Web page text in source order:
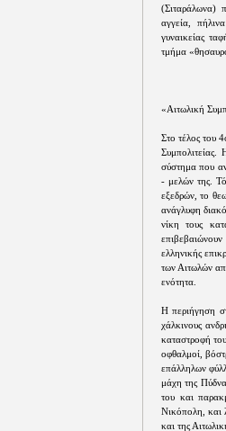
(Σιταράλωνα)
αγγεία,
γυναικείας
τμήμα
«Αιτωλική
Στο τέλος του
Συμπολιτείας.
σύστημα που
- μελών της.
εξεδρών, το
ανάγλυφη
νίκη τους
ελληνικής
των Αιτωλών
ενότητα.
Η περιήγηση
χάλκινους
καταστροφή
οφθαλμοί,
επάλληλων
μάχη της
του και
Νικόπολη, και
και της